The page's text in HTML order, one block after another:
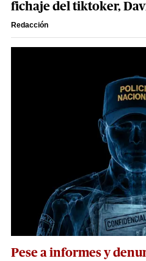
fichaje del tiktoker,
Redacción
Pese a informes y